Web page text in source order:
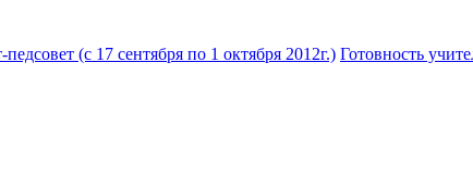
(с 17 сентября по 1 октября 2012г.) Готовность